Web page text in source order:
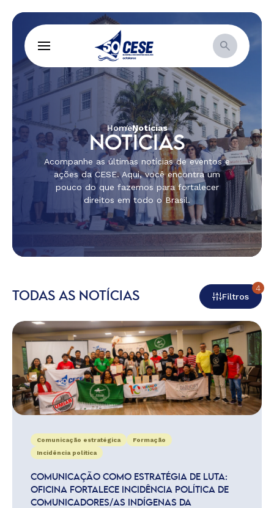
HomeNotícias
NOTÍCIAS
Acompanhe as últimas notícias de eventos e
ações da CESE. Aqui, você encontra um
pouco do que fazemos para fortalecer
direitos em todo o Brasil.
TODAS AS NOTÍCIAS Filtros
4
Comunicação estratégica
Formação
Incidência política
COMUNICAÇÃO COMO ESTRATÉGIA DE LUTA:
OFICINA FORTALECE INCIDÊNCIA POLÍTICA DE
COMUNICADORES/AS INDÍGENAS DA